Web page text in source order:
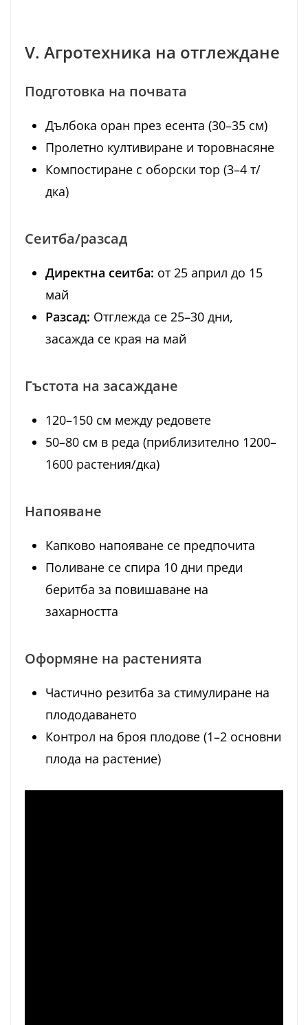
V. Агротехника на отглеждане
Подготовка на почвата
Дълбока оран през есента (30–35 см)
Пролетно култивиране и торовнасяне
Компостиране с оборски тор (3–4 т/
дка)
Сеитба/разсад
Директна сеитба: от 25 април до 15
май
Разсад: Отглежда се 25–30 дни,
засажда се края на май
Гъстота на засаждане
120–150 см между редовете
50–80 см в реда (приблизително 1200–
1600 растения/дка)
Напояване
Капково напояване се предпочита
Поливане се спира 10 дни преди
беритба за повишаване на
захарността
Оформяне на растенията
Частично резитба за стимулиране на
плододаването
Контрол на броя плодове (1–2 основни
плода на растение)